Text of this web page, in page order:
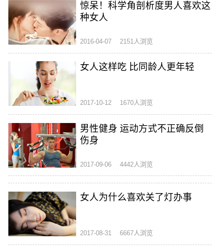
惊呆！科学角剖析度男人喜欢这
种女人
2016-04-07 2151人浏览
女人这样吃 比同龄人更年轻
2017-10-12 1670人浏览
男性健身 运动方式不正确反倒
伤身
2017-09-06 4442人浏览
女人为什么喜欢关了灯办事
2017-08-31 6667人浏览